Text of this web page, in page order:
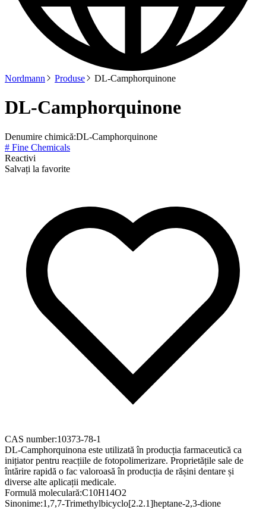
Nordmann Produse DL-Camphorquinone
DL-Camphorquinone
Denumire chimică:DL-Camphorquinone
# Fine Chemicals
Reactivi
Salvați la favorite
CAS number:10373-78-1
DL-Camphorquinona este utilizată în producția farmaceutică ca
inițiator pentru reacțiile de fotopolimerizare. Proprietățile sale de
întărire rapidă o fac valoroasă în producția de rășini dentare și
diverse alte aplicații medicale.
Formulă moleculară:C10H14O2
Sinonime:1,7,7-Trimethylbicyclo[2.2.1]heptane-2,3-dione